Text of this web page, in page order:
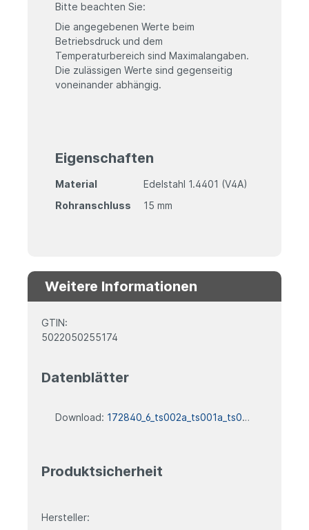
Bitte beachten Sie:
Die angegebenen Werte beim
Betriebsdruck und dem
Temperaturbereich sind Maximalangaben.
Die zulässigen Werte sind gegenseitig
voneinander abhängig.
Eigenschaften
Material
Edelstahl 1.4401 (V4A)
Rohranschluss
15 mm
Weitere Informationen
GTIN:
5022050255174
Datenblätter
Download: 172840_6_ts002a_ts001a_ts090_ts092_ts041_datenblatt
Produktsicherheit
Hersteller: